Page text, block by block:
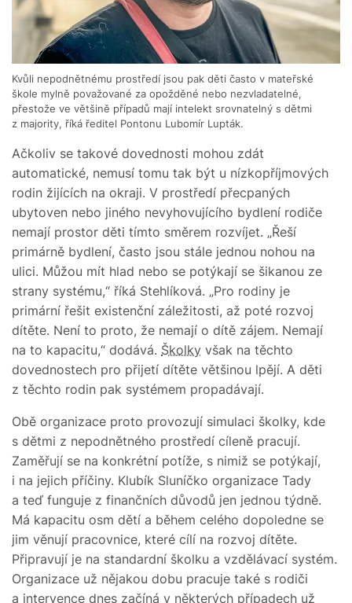
Kvůli nepodnětnému prostředí jsou pak děti často v mateřské
škole mylně považované za opožděné nebo nezvladatelné,
přestože ve většině případů mají intelekt srovnatelný s dětmi
z majority, říká ředitel Pontonu Lubomír Lupták.
Ačkoliv se takové dovednosti mohou zdát
automatické, nemusí tomu tak být u nízkopříjmových
rodin žijících na okraji. V prostředí přecpaných
ubytoven nebo jiného nevyhovujícího bydlení rodiče
nemají prostor děti tímto směrem rozvíjet. „Řeší
primárně bydlení, často jsou stále jednou nohou na
ulici. Můžou mít hlad nebo se potýkají se šikanou ze
strany systému,“ říká Stehlíková. „Pro rodiny je
primární řešit existenční záležitosti, až poté rozvoj
dítěte. Není to proto, že nemají o dítě zájem. Nemají
na to kapacitu,“ dodává. Školky však na těchto
dovednostech pro přijetí dítěte většinou lpějí. A děti
z těchto rodin pak systémem propadávají.
Obě organizace proto provozují simulaci školky, kde
s dětmi z nepodnětného prostředí cíleně pracují.
Zaměřují se na konkrétní potíže, s nimiž se potýkají,
i na jejich příčiny. Klubík Sluníčko organizace Tady
a teď funguje z finančních důvodů jen jednou týdně.
Má kapacitu osm dětí a během celého dopoledne se
jim věnují pracovnice, které cílí na rozvoj dítěte.
Připravují je na standardní školku a vzdělávací systém.
Organizace už nějakou dobu pracuje také s rodiči
a intervence dnes začíná v některých případech už